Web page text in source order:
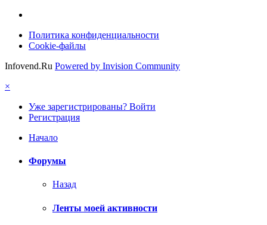
Политика конфиденциальности
Cookie-файлы
Infovend.Ru Powered by Invision Community
×
Уже зарегистрированы? Войти
Регистрация
Начало
Форумы
Назад
Ленты моей активности